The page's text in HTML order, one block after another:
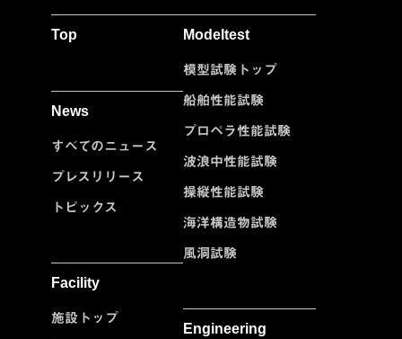
Top
News
すべてのニュース
プレスリリース
トピックス
Facility
施設トップ
Modeltest
模型試験トップ
船舶性能試験
プロペラ性能試験
波浪中性能試験
操縦性能試験
海洋構造物試験
風洞試験
Engineering